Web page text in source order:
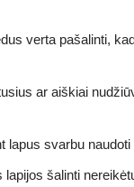
verta pašalinti,
ar aiškiai
lapus svarbu
lapijos šalinti